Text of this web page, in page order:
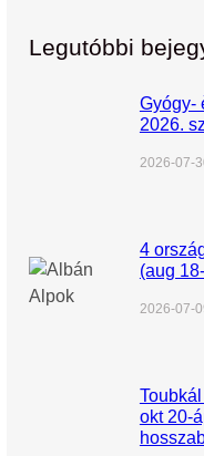
Legutóbbi
Gyógy-
2026.
2026-07-
4
(aug
2026-07-
okt 20-